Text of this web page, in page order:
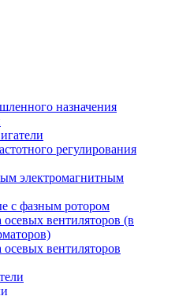
назначения
регулирования
электромагнитным
с фазным ротором
вентиляторов (в
вентиляторов